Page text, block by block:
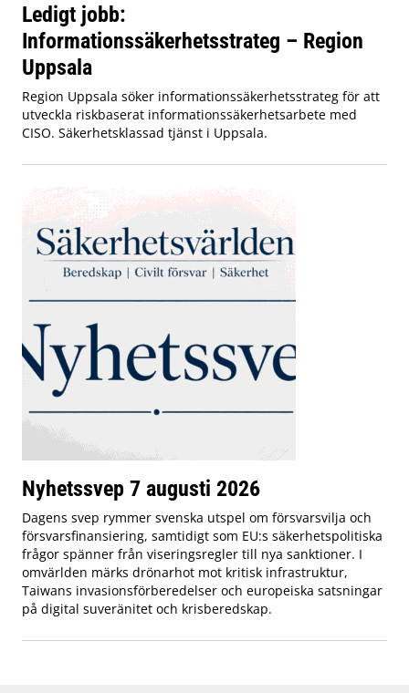
Ledigt jobb:
Informationssäkerhetsstrateg – Region
Uppsala
Region Uppsala söker informationssäkerhetsstrateg för att
utveckla riskbaserat informationssäkerhetsarbete med
CISO. Säkerhetsklassad tjänst i Uppsala.
Nyhetssvep 7 augusti 2026
Dagens svep rymmer svenska utspel om försvarsvilja och
försvarsfinansiering, samtidigt som EU:s säkerhetspolitiska
frågor spänner från viseringsregler till nya sanktioner. I
omvärlden märks drönarhot mot kritisk infrastruktur,
Taiwans invasionsförberedelser och europeiska satsningar
på digital suveränitet och krisberedskap.